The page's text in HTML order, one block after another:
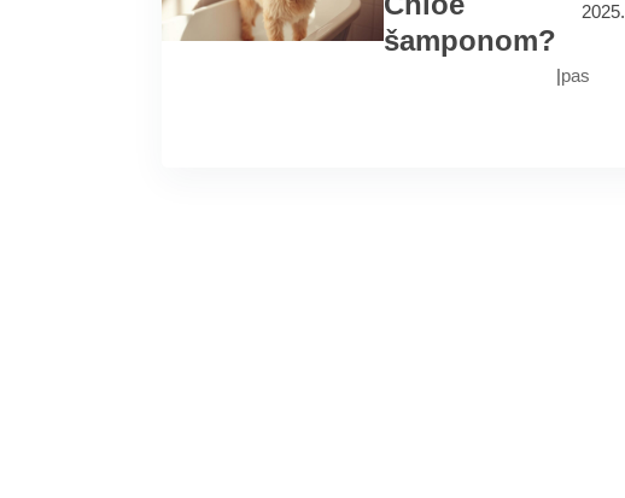
šamponom?
2025.
|pas